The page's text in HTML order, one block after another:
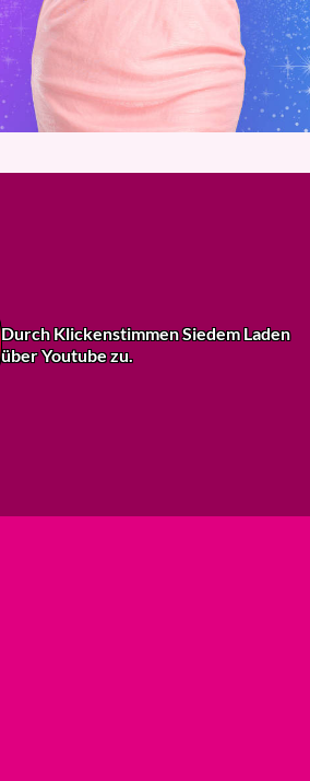
Durch Klickenstimmen Siedem Laden
über Youtube zu.